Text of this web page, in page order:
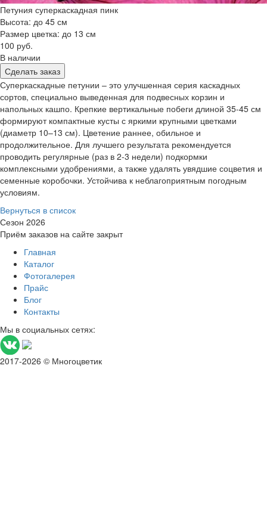
Петуния суперкаскадная пинк
Высота: до 45 см
Размер цветка: до 13 см
100 руб.
В наличии
Сделать заказ
Суперкаскадные петунии – это улучшенная серия каскадных
сортов, специально выведенная для подвесных корзин и
напольных кашпо. Крепкие вертикальные побеги длиной 35-45 см
формируют компактные кусты с яркими крупными цветками
(диаметр 10–13 см). Цветение раннее, обильное и
продолжительное. Для лучшего результата рекомендуется
проводить регулярные (раз в 2-3 недели) подкормки
комплексными удобрениями, а также удалять увядшие соцветия и
семенные коробочки. Устойчива к неблагоприятным погодным
условиям.
Вернуться в список
Сезон 2026
Приём заказов на сайте закрыт
Главная
Каталог
Фотогалерея
Прайс
Блог
Контакты
Мы в социальных сетях:
2017-2026 © Многоцветик